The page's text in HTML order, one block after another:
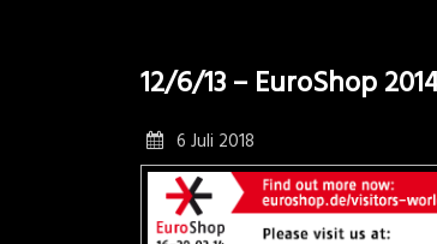
12/6/13 – EuroShop
6 Juli 2018